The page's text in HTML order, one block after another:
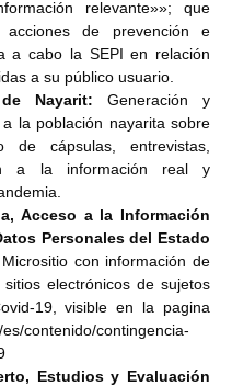
relevante»»; que
de prevención e
a cabo la SEPI en relación
a su público usuario.
Nayarit: Generación y
la población nayarita sobre
cápsulas, entrevistas,
a la información real y
Acceso a la Información
Personales del Estado
Micrositio con información de
electrónicos de sujetos
19, visible en la pagina
contenido/contingencia-
Estudios y Evaluación